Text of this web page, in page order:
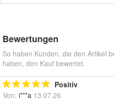
Bewertungen
So haben Kunden, die den Artikel
haben, den Kauf bewertet.
Positiv
Von: i***a 13.07.26